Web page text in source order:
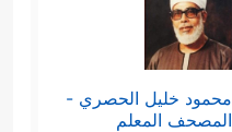
محمود خليل الحصري -
المصحف المعلم